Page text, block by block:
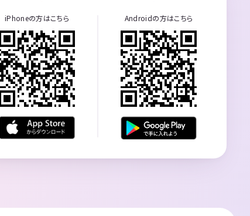
iPhoneの方はこちら Androidの方はこちら